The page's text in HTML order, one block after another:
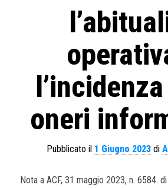
oneri
Pubblicato il 1 Giugno 2023 di
Nota a ACF, 31 maggio 2023, n. 6584.